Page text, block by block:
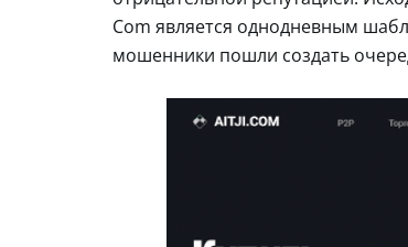
Com является однодневным
мошенники пошли создать